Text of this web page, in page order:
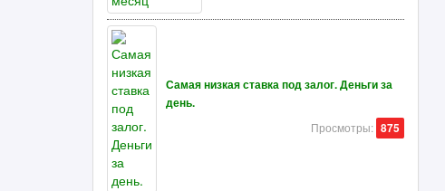
Самая низкая ставка под залог. Деньги за
день.
Просмотры: 875